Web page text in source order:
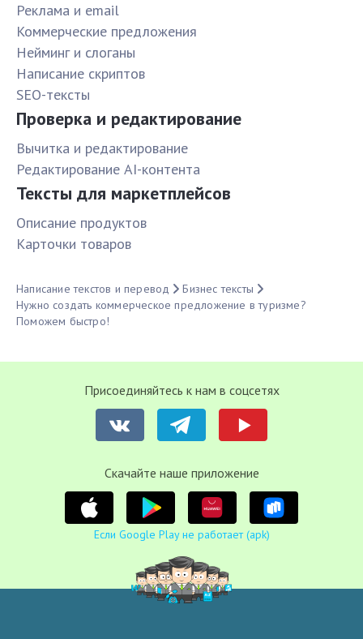
Реклама и email
Коммерческие предложения
Нейминг и слоганы
Написание скриптов
SEO-тексты
Проверка и редактирование
Вычитка и редактирование
Редактирование AI-контента
Тексты для маркетплейсов
Описание продуктов
Карточки товаров
Написание текстов и перевод
Бизнес тексты
Нужно создать коммерческое предложение в туризме?
Поможем быстро!
Присоединяйтесь к нам в соцсетях
Cкачайте наше приложение
Если Google Play не работает (apk)